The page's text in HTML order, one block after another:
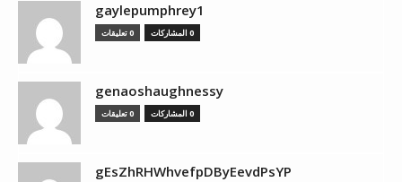
gaylepumphrey1
0 المشاركات 0 تعليقات
genaoshaughnessy
0 المشاركات 0 تعليقات
gEsZhRHWhvefpDByEevdPsYP